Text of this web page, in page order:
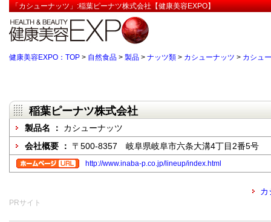
「カシューナッツ」:稲葉ピーナツ株式会社【健康美容EXPO】
健康美容EXPO：TOP > 自然食品 > 製品 > ナッツ類 > カシューナッツ > カシュ
稲葉ピーナツ株式会社
製品名 ： カシューナッツ
会社概要 ： 〒500-8357 岐阜県岐阜市六条大溝4丁目2番5号
http://www.inaba-p.co.jp/lineup/index.html
カ
PRサイト